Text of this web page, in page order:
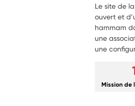
Le site de
ouvert et
hammam
une
une
Mission de